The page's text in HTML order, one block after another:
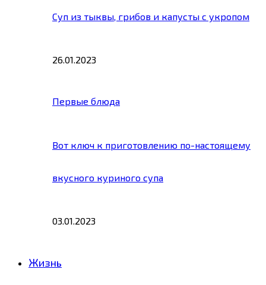
Суп из тыквы, грибов и капусты с укропом
26.01.2023
Первые блюда
Вот ключ к приготовлению по-настоящему
вкусного куриного супа
03.01.2023
Жизнь